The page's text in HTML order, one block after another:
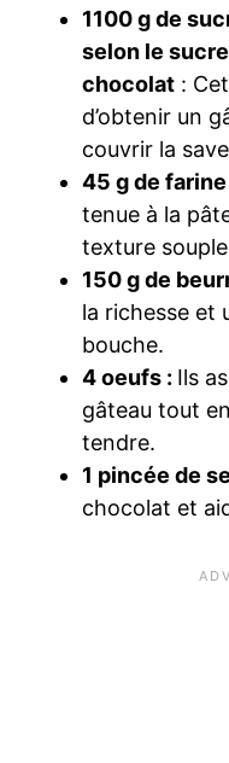
1100 g de
selon le
chocolat :
d’obtenir un
couvrir la
45 g de farine
tenue à la
texture
150 g de
la richesse et
bouche.
4 oeufs : Ils
gâteau tout
tendre.
1 pincée de
chocolat et